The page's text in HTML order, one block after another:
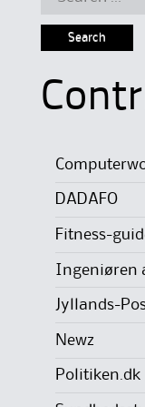
DADAFO
Fitness-
Ingeniøren
Jyllands-
Newz
Politiken.dk